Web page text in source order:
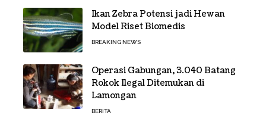
Ikan Zebra Potensi jadi Hewan
Model Riset Biomedis
BREAKING NEWS
Operasi Gabungan, 3.040 Batang
Rokok Ilegal Ditemukan di
Lamongan
BERITA